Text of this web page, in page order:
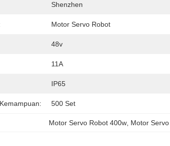
Shenzhen
Motor Servo Robot
48v
11A
IP65
500 Set
Motor Servo Robot 400w, Motor